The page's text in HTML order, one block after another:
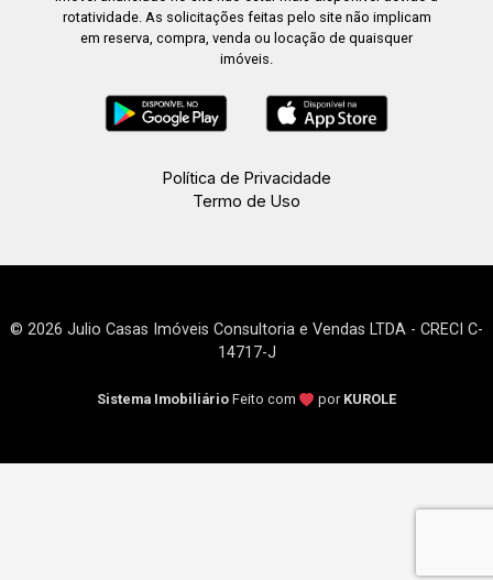
rotatividade. As solicitações feitas pelo site não implicam
em reserva, compra, venda ou locação de quaisquer
imóveis.
Política de Privacidade
Termo de Uso
© 2026 Julio Casas Imóveis Consultoria e Vendas LTDA - CRECI C-
14717-J
Sistema Imobiliário Feito com por KUROLE